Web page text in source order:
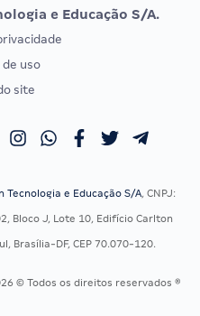
Vunesp
EXAME DE ORDEM
Calendário OAB
e Educação S/A.
uso
site
Tecnologia e Educação S/A, CNPJ:
Bloco J, Lote 10, Edifício Carlton
Brasília-DF, CEP 70.070-120.
© Todos os direitos reservados ®